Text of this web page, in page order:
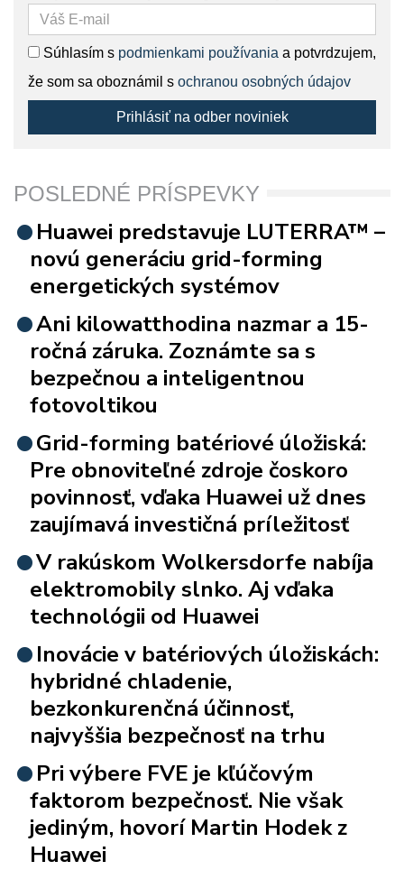
Súhlasím s podmienkami používania a potvrdzujem,
že som sa oboznámil s ochranou osobných údajov
Prihlásiť na odber noviniek
POSLEDNÉ PRÍSPEVKY
Huawei predstavuje LUTERRA™ –
novú generáciu grid-forming
energetických systémov
Ani kilowatthodina nazmar a 15-
ročná záruka. Zoznámte sa s
bezpečnou a inteligentnou
fotovoltikou
Grid-forming batériové úložiská:
Pre obnoviteľné zdroje čoskoro
povinnosť, vďaka Huawei už dnes
zaujímavá investičná príležitosť
V rakúskom Wolkersdorfe nabíja
elektromobily slnko. Aj vďaka
technológii od Huawei
Inovácie v batériových úložiskách:
hybridné chladenie,
bezkonkurenčná účinnosť,
najvyššia bezpečnosť na trhu
Pri výbere FVE je kľúčovým
faktorom bezpečnosť. Nie však
jediným, hovorí Martin Hodek z
Huawei